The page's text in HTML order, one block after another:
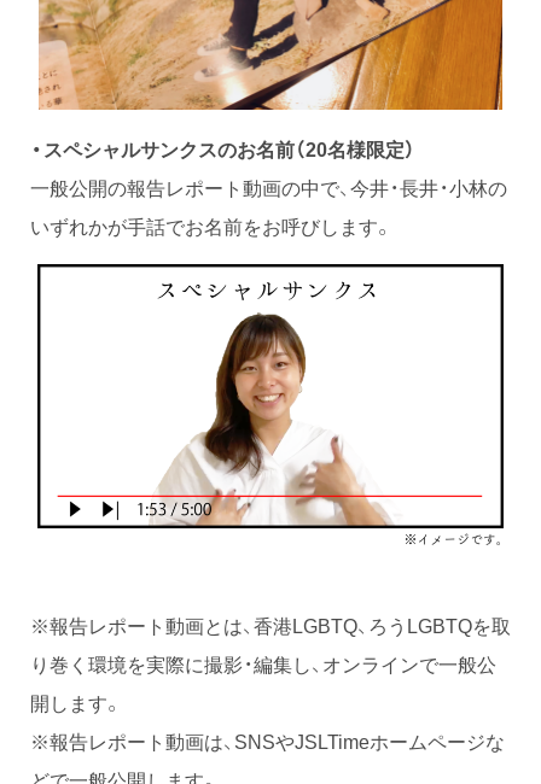
・スペシャルサンクスのお名前（20名様限定）
一般公開の報告レポート動画の中で、今井・長井・小林の
いずれかが手話でお名前をお呼びします。
※報告レポート動画とは、香港LGBTQ、ろうLGBTQを取
り巻く環境を実際に撮影・編集し、オンラインで一般公
開します。
※報告レポート動画は、SNSやJSLTimeホームページな